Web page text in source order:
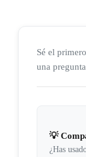
Sé el
una pregunta
💡
¿Has